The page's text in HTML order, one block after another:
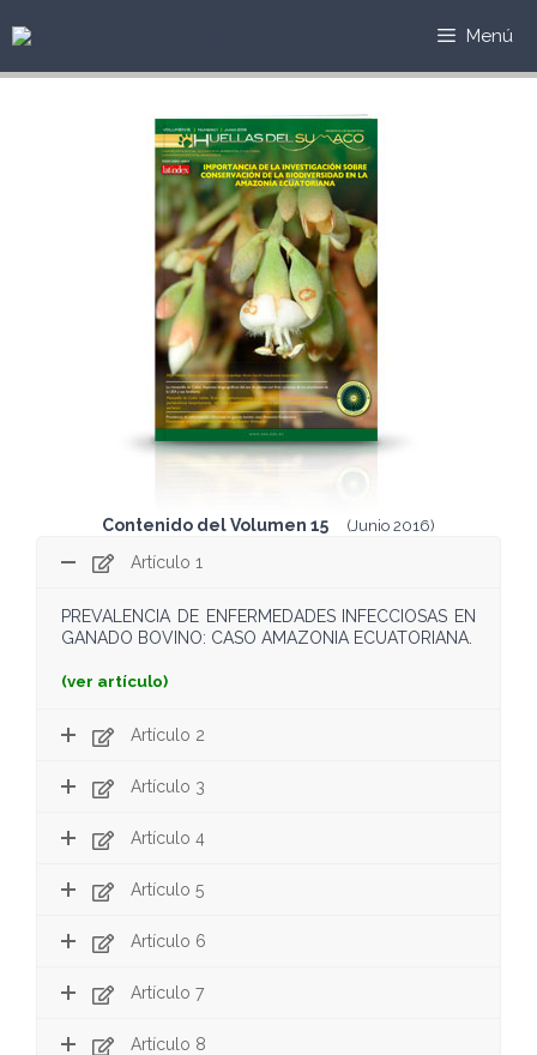
Menú
Contenido del Volumen 15 (Junio 2016)
Artículo 1
PREVALENCIA DE ENFERMEDADES INFECCIOSAS EN
GANADO BOVINO: CASO AMAZONIA ECUATORIANA.
(ver artículo)
Artículo 2
Artículo 3
Artículo 4
Artículo 5
Artículo 6
Artículo 7
Artículo 8